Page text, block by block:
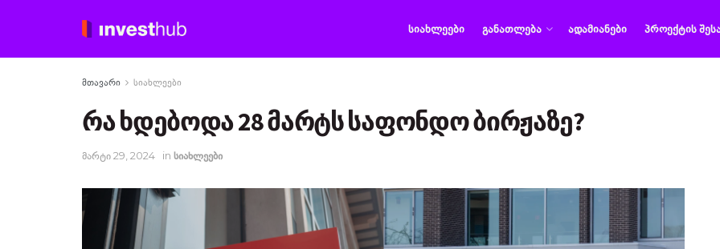
ᲡᲘᲐᲮᲚᲔᲔᲑᲘ ᲒᲐᲜᲐᲗᲚᲔᲑᲐ ᲐᲓᲐᲛᲘᲐᲜᲔᲑᲘ ᲞᲠᲝᲔᲥᲢᲘᲡ
მთავარი სიახლეები
რა ხდებოდა 28 მარტს საფონდო ბირჟაზე?
მარტი 29, 2024 in სიახლეები